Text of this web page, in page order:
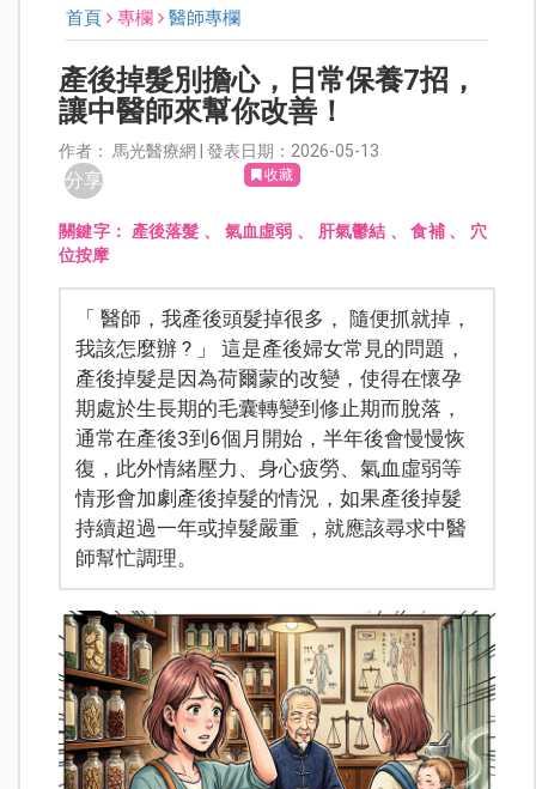
首頁 專欄 醫師專欄
產後掉髮別擔心，日常保養7招，
讓中醫師來幫你改善！
作者： 馬光醫療網 | 發表日期：2026-05-13
分享 收藏
關鍵字： 產後落髮 、 氣血虛弱 、 肝氣鬱結 、食補 、 穴
位按摩
「 醫師，我產後頭髮掉很多， 隨便抓就掉，
我該怎麼辦 ? 」 這是產後婦女常見的問題，
產後掉髮是因為荷爾蒙的改變，使得在懷孕
期處於生長期的毛囊轉變到修止期而脫落，
通常在產後3到6個月開始，半年後會慢慢恢
復，此外情緒壓力、身心疲勞、氣血虛弱等
情形會加劇產後掉髮的情況，如果產後掉髮
持續超過一年或掉髮嚴重 ，就應該尋求中醫
師幫忙調理。